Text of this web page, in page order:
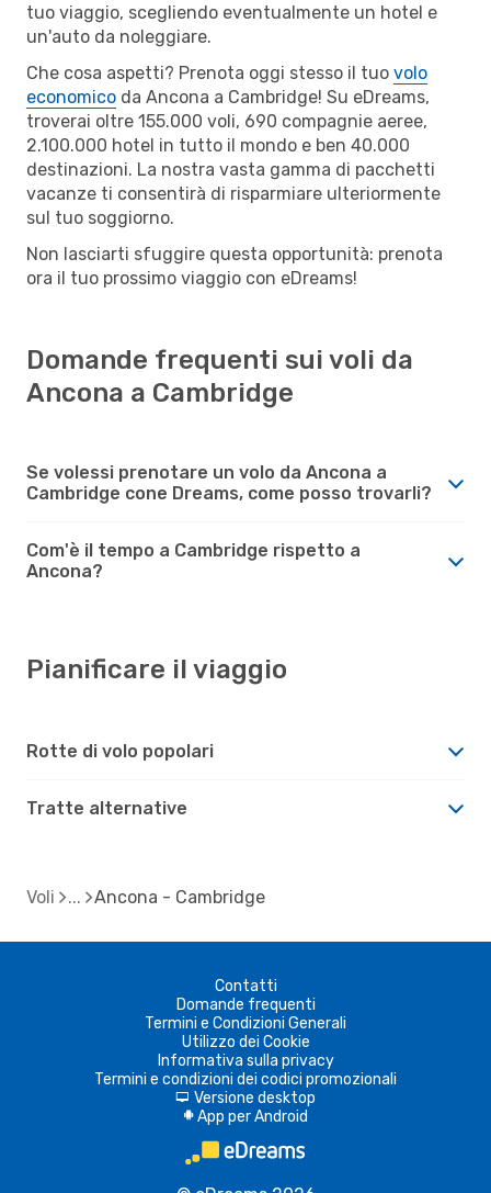
tuo viaggio, scegliendo eventualmente un hotel e
un'auto da noleggiare.
Che cosa aspetti? Prenota oggi stesso il tuo volo
economico da Ancona a Cambridge! Su eDreams,
troverai oltre 155.000 voli, 690 compagnie aeree,
2.100.000 hotel in tutto il mondo e ben 40.000
destinazioni. La nostra vasta gamma di pacchetti
vacanze ti consentirà di risparmiare ulteriormente
sul tuo soggiorno.
Non lasciarti sfuggire questa opportunità: prenota
ora il tuo prossimo viaggio con eDreams!
Domande frequenti sui voli da
Ancona a Cambridge
Se volessi prenotare un volo da Ancona a
Cambridge cone Dreams, come posso trovarli?
Com'è il tempo a Cambridge rispetto a
Ancona?
Pianificare il viaggio
Rotte di volo popolari
Tratte alternative
Voli Ancona - Cambridge
Contatti
Domande frequenti
Termini e Condizioni Generali
Utilizzo dei Cookie
Informativa sulla privacy
Termini e condizioni dei codici promozionali
d Versione desktop
A App per Android